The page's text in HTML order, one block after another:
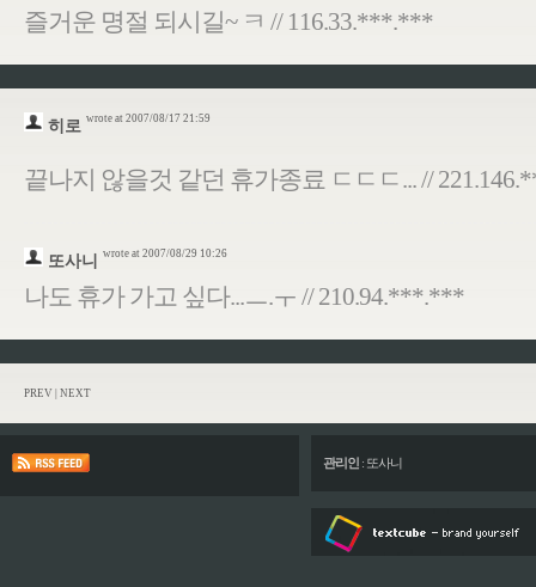
즐거운 명절 되시길~ ㅋ // 116.33.***.***
히로 wrote at 2007/08/17 21:59
끝나지 않을것 같던 휴가종료 ㄷㄷㄷ... //
또사니 wrote at 2007/08/29 10:26
나도 휴가 가고 싶다...ㅡ.ㅜ // 210.94.***.***
PREV NEXT
관리인 : 또사니